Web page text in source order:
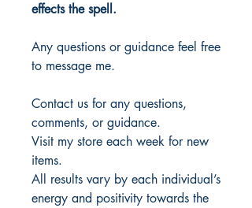
effects the spell.
Any questions or guidance feel free
to message me.
Contact us for any questions,
comments, or guidance.
Visit my store each week for new
items.
All results vary by each individual’s
energy and positivity towards the